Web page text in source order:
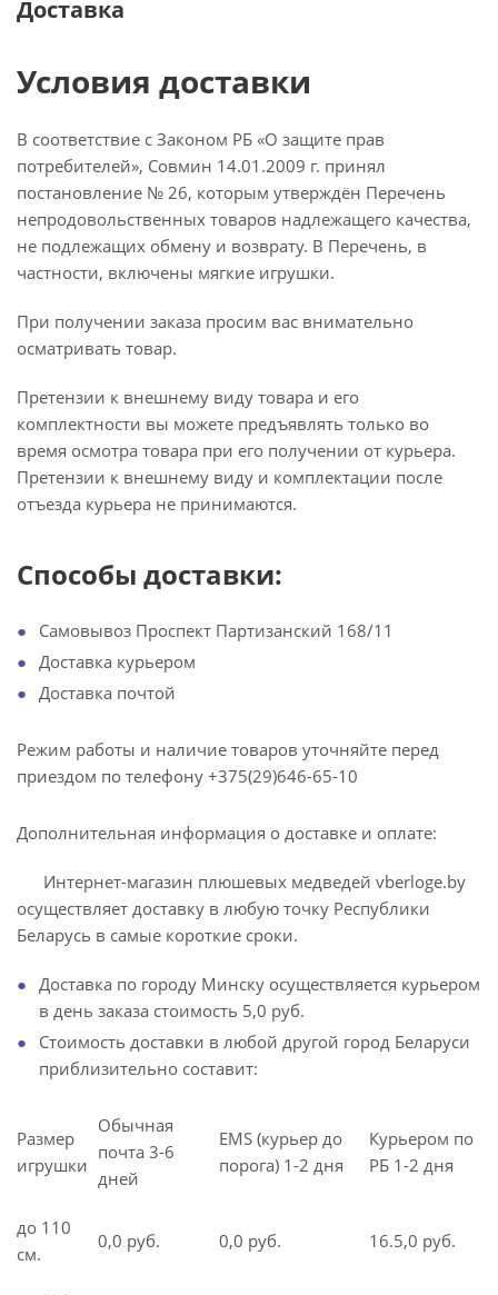
Доставка
Условия доставки
В соответствие с Законом РБ «О защите прав
потребителей», Совмин 14.01.2009 г. принял
постановление № 26, которым утверждён Перечень
непродовольственных товаров надлежащего качества,
не подлежащих обмену и возврату. В Перечень, в
частности, включены мягкие игрушки.
При получении заказа просим вас внимательно
осматривать товар.
Претензии к внешнему виду товара и его
комплектности вы можете предъявлять только во
время осмотра товара при его получении от курьера.
Претензии к внешнему виду и комплектации после
отъезда курьера не принимаются.
Способы доставки:
Самовывоз Проспект Партизанский 168/11
Доставка курьером
Доставка почтой
Режим работы и наличие товаров уточняйте перед
приездом по телефону +375(29)646-65-10
Дополнительная информация о доставке и оплате:
Интернет-магазин плюшевых медведей vberloge.by
осуществляет доставку в любую точку Республики
Беларусь в самые короткие сроки.
Доставка по городу Минску осуществляется курьером
в день заказа стоимость 5,0 руб.
Стоимость доставки в любой другой город Беларуси
приблизительно составит:
Размер
игрушки
Обычная
почта 3-6
дней
EMS (курьер до
порога) 1-2 дня
Курьером по
РБ 1-2 дня
до 110
см.
0,0 руб. 0,0 руб. 16.5,0 руб.